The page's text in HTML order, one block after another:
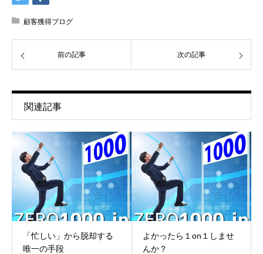
顧客獲得ブログ
前の記事 次の記事
関連記事
「忙しい」から脱却する
唯一の手段
よかったら１on１しませ
んか？